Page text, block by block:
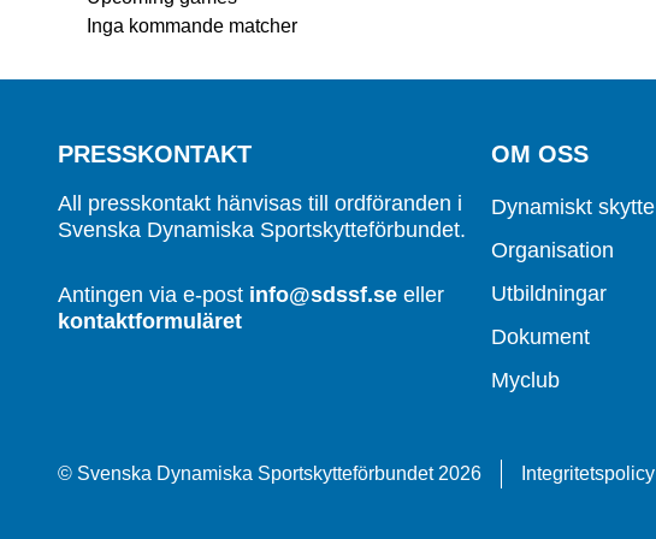
Inga kommande matcher
PRESSKONTAKT
All presskontakt hänvisas till ordföranden i
Svenska Dynamiska Sportskytteförbundet.
Antingen via e-post info@sdssf.se eller
kontaktformuläret
OM OSS
Dynamiskt skytte
Organisation
Utbildningar
Dokument
Myclub
© Svenska Dynamiska Sportskytteförbundet 2026 Integritetspolicy